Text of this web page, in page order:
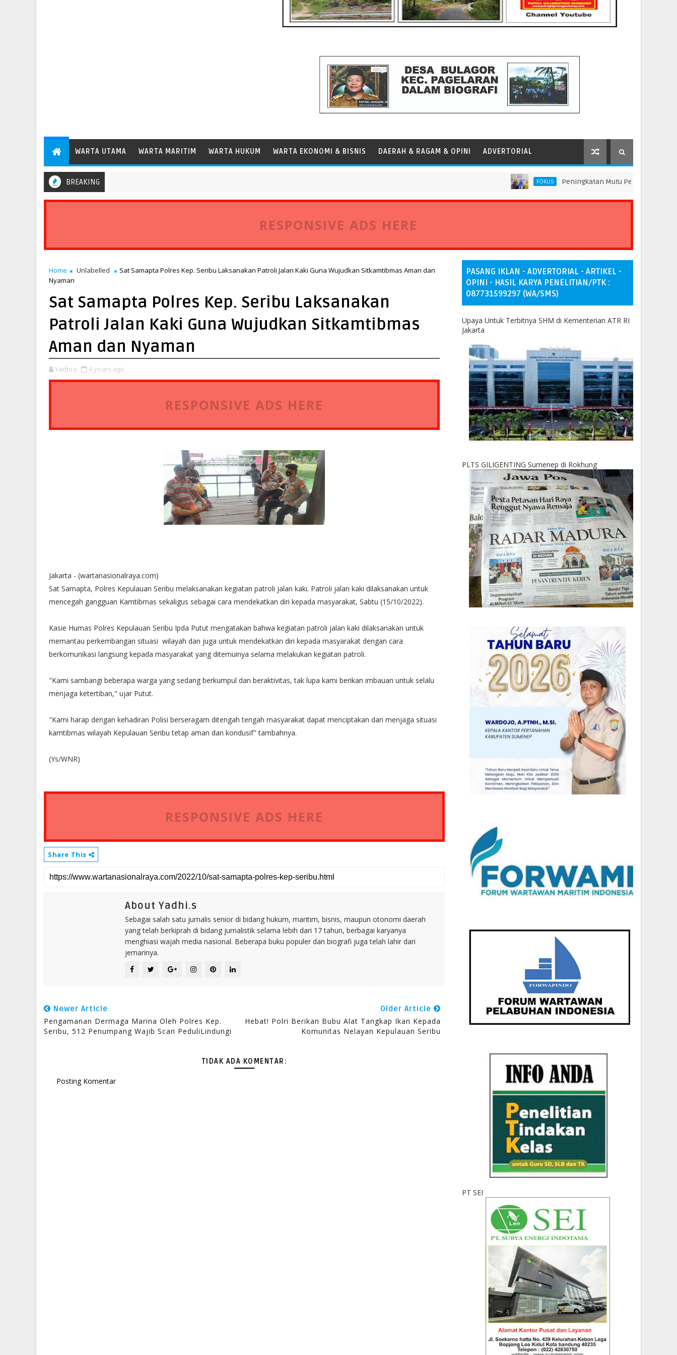
WARTA UTAMA WARTA MARITIM WARTA HUKUM WARTA EKONOMI & BISNIS DAERAH & RAGAM & OPINI ADVERTORIAL
BREAKING FOKUS Peningkatan Mutu Pendidikan di SMP Darus
Regional 2 Bengkulu Catat Pertumbuhan Arus Barang 35,6 Persen, Perkuat Peran Pelabuhan bagi Perekonomian Daerah
RESPONSIVE ADS HERE
Home Unlabelled
Sat Samapta Polres Kep. Seribu Laksanakan Patroli Jalan Kaki Guna Wujudkan Sitkamtibmas Aman dan
Nyaman
Sat Samapta Polres Kep. Seribu Laksanakan
Patroli Jalan Kaki Guna Wujudkan Sitkamtibmas
Aman dan Nyaman
Yadhi.s 4 years ago
RESPONSIVE ADS HERE
Jakarta - (wartanasionalraya.com)
Sat Samapta, Polres Kepulauan Seribu melaksanakan kegiatan patroli jalan kaki. Patroli jalan kaki dilaksanakan untuk
mencegah gangguan Kamtibmas sekaligus sebagai cara mendekatkan diri kepada masyarakat, Sabtu (15/10/2022).
Kasie Humas Polres Kepulauan Seribu Ipda Putut mengatakan bahwa kegiatan patroli jalan kaki dilaksanakan untuk
memantau perkembangan situasi wilayah dan juga untuk mendekatkan diri kepada masyarakat dengan cara
berkomunikasi langsung kepada masyarakat yang ditemuinya selama melakukan kegiatan patroli.
"Kami sambangi beberapa warga yang sedang berkumpul dan beraktivitas, tak lupa kami berikan imbauan untuk selalu
menjaga ketertiban," ujar Putut.
"Kami harap dengan kehadiran Polisi berseragam ditengah tengah masyarakat dapat menciptakan dan menjaga situasi
kamtibmas wilayah Kepulauan Seribu tetap aman dan kondusif" tambahnya.
(Ys/WNR)
RESPONSIVE ADS HERE
Share This
About Yadhi.s
Sebagai salah satu jurnalis senior di bidang hukum, maritim, bisnis, maupun otonomi daerah
yang telah berkiprah di bidang jurnalistik selama lebih dari 17 tahun, berbagai karyanya
menghiasi wajah media nasional. Beberapa buku populer dan biografi juga telah lahir dari
jemarinya.
Newer Article
Pengamanan Dermaga Marina Oleh Polres Kep.
Seribu, 512 Penumpang Wajib Scan PeduliLindungi
Older Article
Hebat! Polri Berikan Bubu Alat Tangkap Ikan Kepada
Komunitas Nelayan Kepulauan Seribu
TIDAK ADA KOMENTAR:
Posting Komentar
PASANG IKLAN - ADVERTORIAL - ARTIKEL -
OPINI - HASIL KARYA PENELITIAN/PTK :
087731599297 (WA/SMS)
Upaya Untuk Terbitnya SHM di Kementerian ATR RI
Jakarta
PLTS GILIGENTING Sumenep di Rokhung
PT SEI